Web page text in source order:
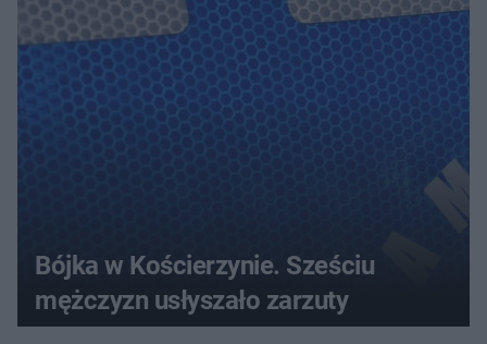
Bójka w Kościerzynie. Sześciu
mężczyzn usłyszało zarzuty